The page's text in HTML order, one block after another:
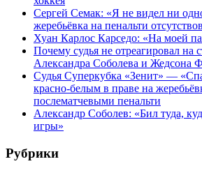
Сергей Семак: «Я не видел ни
жеребьёвка на пенальти
Хуан Карлос Карседо: «На моей
Почему судья не отреагировал на
Александра Соболева и Жедсона
Судья Суперкубка «Зенит» —
красно-белым в праве на
послематчевыми пенальти
Александр Соболев: «Бил туда,
игры»
Рубрики